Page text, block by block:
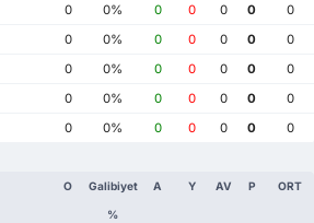
0 0% 0 0 0 0
0
0 0% 0 0 0 0
0
0 0% 0 0 0 0
0
0 0% 0 0 0 0
0
0 0% 0 0 0 0 0
O Galibiyet
%
A Y AV P ORT